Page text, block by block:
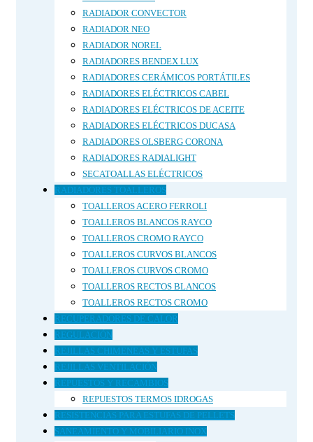
RADIADOR CONVECTOR
RADIADOR NEO
RADIADOR NOREL
RADIADORES BENDEX LUX
RADIADORES CERÁMICOS PORTÁTILES
RADIADORES ELÉCTRICOS CABEL
RADIADORES ELÉCTRICOS DE ACEITE
RADIADORES ELÉCTRICOS DUCASA
RADIADORES OLSBERG CORONA
RADIADORES RADIALIGHT
SECATOALLAS ELÉCTRICOS
RADIADORES TOALLEROS
TOALLEROS ACERO FERROLI
TOALLEROS BLANCOS RAYCO
TOALLEROS CROMO RAYCO
TOALLEROS CURVOS BLANCOS
TOALLEROS CURVOS CROMO
TOALLEROS RECTOS BLANCOS
TOALLEROS RECTOS CROMO
RECUPERADORES DE CALOR
REGULACIÓN
REJILLAS CHIMENEAS Y ESTUFAS
REJILLAS VENTILACIÓN
REPUESTOS Y RECAMBIOS
REPUESTOS TERMOS IDROGAS
RESISTENCIAS PARA ESTUFAS DE PELLETS
SANEAMIENTO Y MOBILIARIO INOX